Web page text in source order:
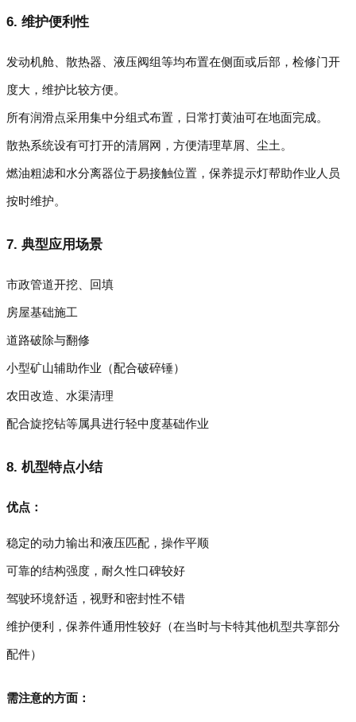
6. 维护便利性
发动机舱、散热器、液压阀组等均布置在侧面或后部，检修门开
度大，维护比较方便。
所有润滑点采用集中分组式布置，日常打黄油可在地面完成。
散热系统设有可打开的清屑网，方便清理草屑、尘土。
燃油粗滤和水分离器位于易接触位置，保养提示灯帮助作业人员
按时维护。
7. 典型应用场景
市政管道开挖、回填
房屋基础施工
道路破除与翻修
小型矿山辅助作业（配合破碎锤）
农田改造、水渠清理
配合旋挖钻等属具进行轻中度基础作业
8. 机型特点小结
优点：
稳定的动力输出和液压匹配，操作平顺
可靠的结构强度，耐久性口碑较好
驾驶环境舒适，视野和密封性不错
维护便利，保养件通用性较好（在当时与卡特其他机型共享部分
配件）
需注意的方面：